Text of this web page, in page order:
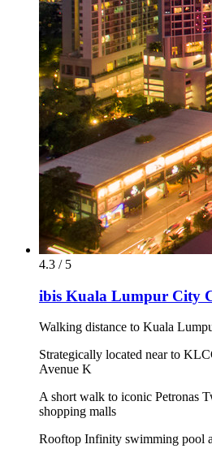
4.3 / 5
ibis Kuala Lumpur City
Walking distance to Kuala
Strategically located near to
Avenue K
A short walk to iconic Petronas
shopping malls
Rooftop Infinity swimming pool